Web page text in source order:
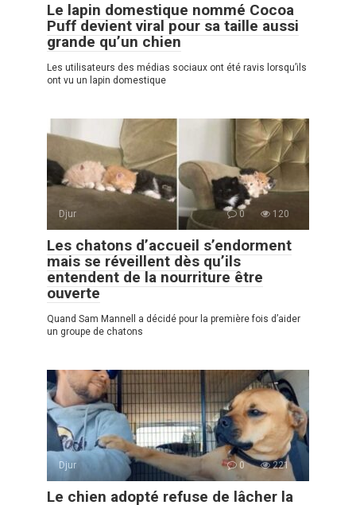
Le lapin domestique nommé Cocoa
Puff devient viral pour sa taille aussi
grande qu’un chien
Les utilisateurs des médias sociaux ont été ravis lorsqu’ils
ont vu un lapin domestique
Djur 0 120
Les chatons d’accueil s’endorment
mais se réveillent dès qu’ils
entendent de la nourriture être
ouverte
Quand Sam Mannell a décidé pour la première fois d’aider
un groupe de chatons
Djur 0 221
Le chien adopté refuse de lâcher la